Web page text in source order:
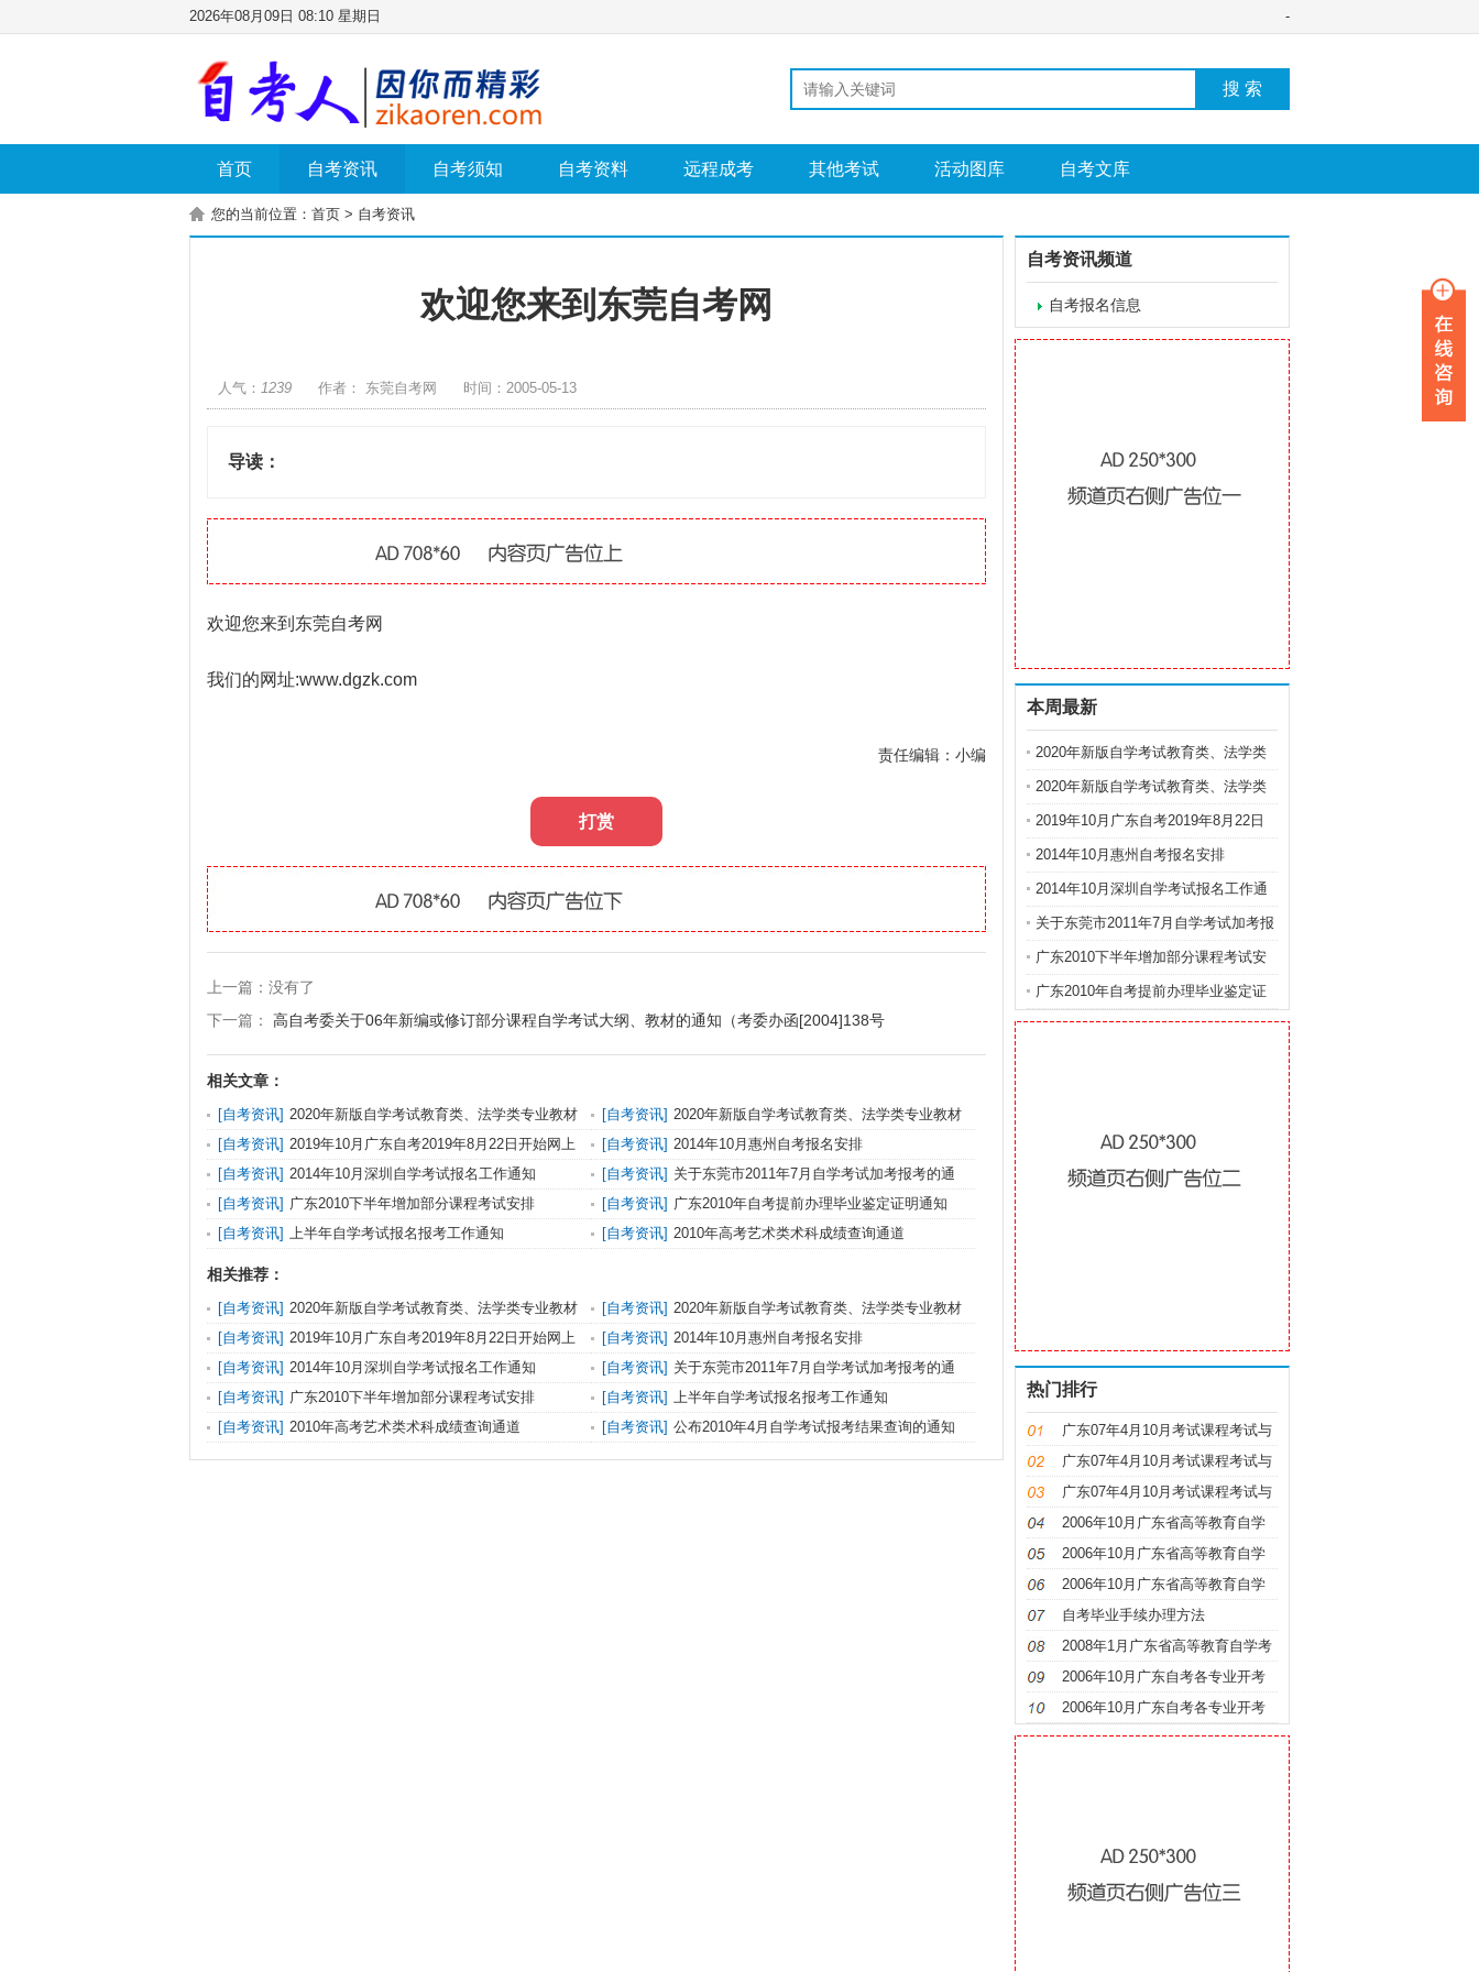
-
2026年08月09日 08:10 星期日
搜 索
首页 自考资讯 自考须知 自考资料 远程成考 其他考试 活动图库 自考文库
您的当前位置： 首页 > 自考资讯
欢迎您来到东莞自考网
人气： 1239 作者： 东莞自考网 时间：2005-05-13
导读：
欢迎您来到东莞自考网
我们的网址:www.dgzk.com
责任编辑：小编
打赏
上一篇：没有了
下一篇：
高自考委关于06年新编或修订部分课程自学考试大纲、教材的通知（考委办函[2004]138号
相关文章：
[自考资讯] 2020年新版自学考试教育类、法学类专业教材
出版
[自考资讯] 2020年新版自学考试教育类、法学类专业教材
出版
[自考资讯] 2019年10月广东自考2019年8月22日开始网上
报名
[自考资讯] 2014年10月惠州自考报名安排
[自考资讯] 2014年10月深圳自学考试报名工作通知 [自考资讯] 关于东莞市2011年7月自学考试加考报考的通
知
[自考资讯] 广东2010下半年增加部分课程考试安排 [自考资讯] 广东2010年自考提前办理毕业鉴定证明通知
[自考资讯] 上半年自学考试报名报考工作通知 [自考资讯] 2010年高考艺术类术科成绩查询通道
相关推荐：
[自考资讯] 2020年新版自学考试教育类、法学类专业教材
出版
[自考资讯] 2020年新版自学考试教育类、法学类专业教材
出版
[自考资讯] 2019年10月广东自考2019年8月22日开始网上
报名
[自考资讯] 2014年10月惠州自考报名安排
[自考资讯] 2014年10月深圳自学考试报名工作通知 [自考资讯] 关于东莞市2011年7月自学考试加考报考的通
知
[自考资讯] 广东2010下半年增加部分课程考试安排 [自考资讯] 上半年自学考试报名报考工作通知
[自考资讯] 2010年高考艺术类术科成绩查询通道 [自考资讯] 公布2010年4月自学考试报考结果查询的通知
自考资讯频道
自考报名信息
本周最新
2020年新版自学考试教育类、法学类
专业教材出版
2020年新版自学考试教育类、法学类
专业教材出版
2019年10月广东自考2019年8月22日
开始网上报名
2014年10月惠州自考报名安排
2014年10月深圳自学考试报名工作通
知
关于东莞市2011年7月自学考试加考报
考的通知
广东2010下半年增加部分课程考试安
排
广东2010年自考提前办理毕业鉴定证
明通知
热门排行
广东07年4月10月考试课程考试与
时间安排及教材
广东07年4月10月考试课程考试与
时间安排及教材
广东07年4月10月考试课程考试与
时间安排及教材
2006年10月广东省高等教育自学
考试各专业开考课程考试时间安排
表
2006年10月广东省高等教育自学
考试各专业开考课程考试时间安排
表
2006年10月广东省高等教育自学
考试各专业开考课程考试时间安排
表
自考毕业手续办理方法
2008年1月广东省高等教育自学考
试全国统考课程时间安排表
2006年10月广东自考各专业开考
课程使用教材
2006年10月广东自考各专业开考
课程使用教材